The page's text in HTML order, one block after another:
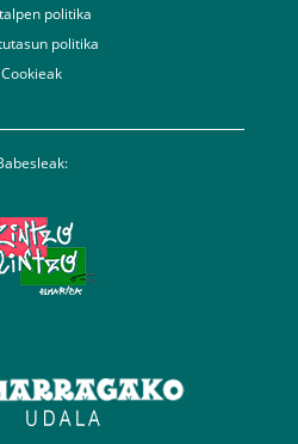
politika
politika
Cookieak